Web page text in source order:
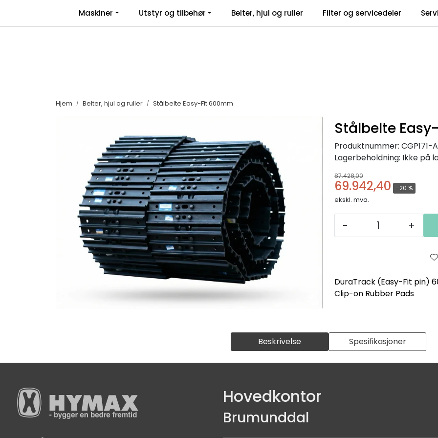
Facebook | Salgsbetingelser | Nyhetsbrev
Maskiner Utstyr og tilbehør Belter, hjul og ruller Filter og servicedeler
Hjem Belter, hjul og ruller Stålbelte Easy-Fit 600mm
Stålbelte
Produktnummer:
Lagerbeholdning: Ikke på
87.428,00
69.942,40 -20 %
ekskl. mva.
- +
DuraTrack (Easy-Fit pin)
Clip-on Rubber Pads
Beskrivelse Spesifikasjoner
Hovedkontor
Brumunddal